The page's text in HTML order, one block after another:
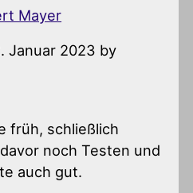
Mayer
Januar 2023 by
früh, schließlich
noch Testen und
auch gut.